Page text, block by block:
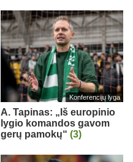
Konferencijų lyga
A. Tapinas: „Iš europinio
lygio komandos gavom
gerų pamokų“ (3)